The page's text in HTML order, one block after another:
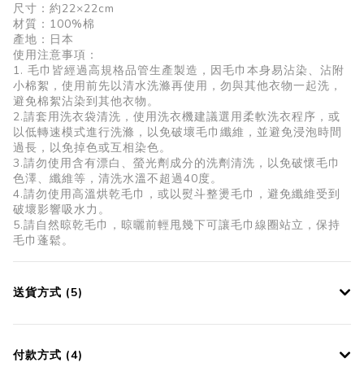
尺寸：約22×22cm
材質：100%棉
產地：日本
使用注意事項：
1. 毛巾皆經過高規格品管生產製造，因毛巾本身易沾染、沾附
小棉絮，使用前先以清水洗滌再使用，勿與其他衣物一起洗，
避免棉絮沾染到其他衣物。
2.請套用洗衣袋清洗，使用洗衣機建議選用柔軟洗衣程序，或
以低轉速模式進行洗滌，以免破壞毛巾纖維，並避免浸泡時間
過長，以免掉色或互相染色。
3.請勿使用含有漂白、螢光劑成分的洗劑清洗，以免破懷毛巾
色澤、纖維等，清洗水溫不超過40度。
4.請勿使用高溫烘乾毛巾，或以熨斗整燙毛巾，避免纖維受到
破壞影響吸水力。
5.請自然晾乾毛巾，晾曬前輕甩幾下可讓毛巾線圈站立，保持
毛巾蓬鬆。
送貨方式 (5)
付款方式 (4)